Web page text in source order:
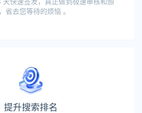
省去您等待的烦恼 。
提升搜索排名